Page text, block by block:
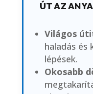
ÚT AZ
Világos
haladás és
lépések.
Okosabb